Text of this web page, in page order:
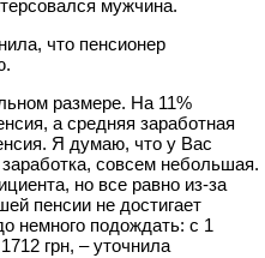
мужчина.
что пенсионер
размере. На 11%
а средняя заработная
Я думаю, что у Вас
совсем небольшая.
но все равно из-за
пенсии не достигает
немного подождать: с 1
грн, – уточнила